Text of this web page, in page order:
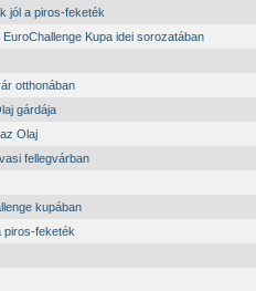
jól a piros-feketék
Kupa idei sorozatában
otthonában
gárdája
Olaj
fellegvárban
kupában
piros-feketék